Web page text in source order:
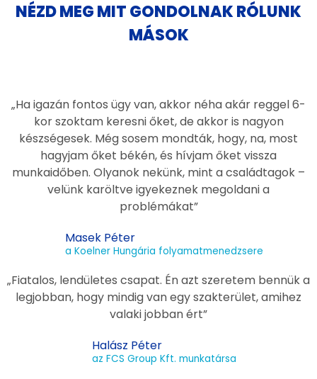
NÉZD MEG MIT GONDOLNAK RÓLUNK
MÁSOK
„Ha igazán fontos ügy van, akkor néha akár reggel 6-
kor szoktam keresni őket, de akkor is nagyon
készségesek. Még sosem mondták, hogy, na, most
hagyjam őket békén, és hívjam őket vissza
munkaidőben. Olyanok nekünk, mint a családtagok –
velünk karöltve igyekeznek megoldani a
problémákat”
Masek Péter
a Koelner Hungária folyamatmenedzsere
„Fiatalos, lendületes csapat. Én azt szeretem bennük a
legjobban, hogy mindig van egy szakterület, amihez
valaki jobban ért”
Halász Péter
az FCS Group Kft. munkatársa